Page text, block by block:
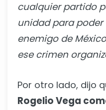
cualquier partido
unidad para
enemigo de
ese crimen
Por otro lado, dijo
Rogelio Vega